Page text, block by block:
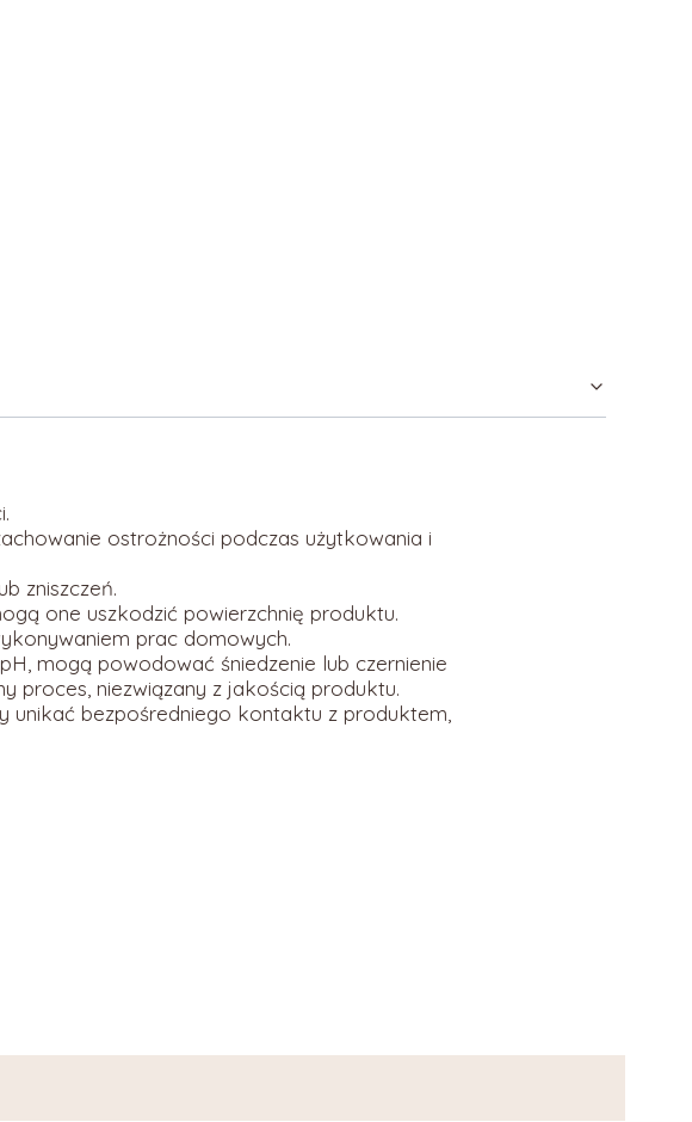
ostrożności podczas użytkowania i
zniszczeń.
one uszkodzić powierzchnię produktu.
prac domowych.
mogą powodować śniedzenie lub czernienie
proces, niezwiązany z jakością produktu.
unikać bezpośredniego kontaktu z produktem,